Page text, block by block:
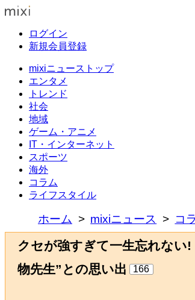
ログイン
新規会員登録
mixiニューストップ
エンタメ
トレンド
社会
地域
ゲーム・アニメ
IT・インターネット
スポーツ
海外
コラム
ライフスタイル
ホーム mixiニュース コ
クセが強すぎて一生忘れない
物先生”との思い出
166